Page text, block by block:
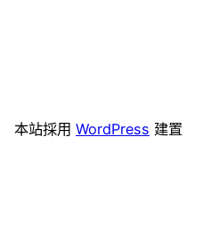
本站採用 WordPress 建置